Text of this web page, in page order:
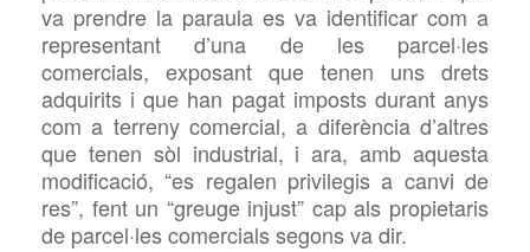
va prendre la paraula es va identificar com a
representant d’una de les parcel·les
comercials, exposant que tenen uns drets
adquirits i que han pagat imposts durant anys
com a terreny comercial, a diferència d’altres
que tenen sòl industrial, i ara, amb aquesta
modificació, “es regalen privilegis a canvi de
res”, fent un “greuge injust” cap als propietaris
de parcel·les comercials segons va dir.